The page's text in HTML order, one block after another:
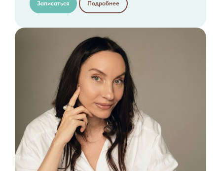
Записаться Подробнее